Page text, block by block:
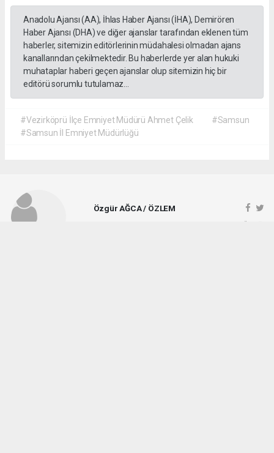
Anadolu Ajansı (AA), İhlas Haber Ajansı (İHA), Demirören
Haber Ajansı (DHA) ve diğer ajanslar tarafından eklenen tüm
haberler, sitemizin editörlerinin müdahalesi olmadan ajans
kanallarından çekilmektedir. Bu haberlerde yer alan hukuki
muhataplar haberi geçen ajanslar olup sitemizin hiç bir
editörü sorumlu tutulamaz...
#Vezirköprü İlçe Emniyet Müdürü Ahmet Çelik
#Samsun
#Samsun İl Emniyet Müdürlüğü
Özgür AĞCA / ÖZLEM